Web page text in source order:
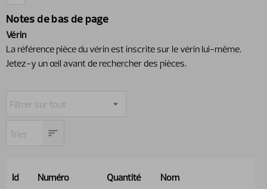
Notes de bas de page
Vérin
La référence pièce du vérin est inscrite sur le vérin lui-même.
Jetez-y un œil avant de rechercher des pièces.
Id Numéro Quantité Nom